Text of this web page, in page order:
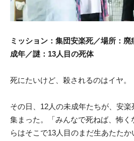
ミッション：集団安楽死／場所：
成年／謎：13人目の死体
死にたいけど、殺されるのはイヤ。
その日、12人の未成年たちが、安
集まった。「みんなで死ねば、怖く
らはそこで13人目のまだ生あたた